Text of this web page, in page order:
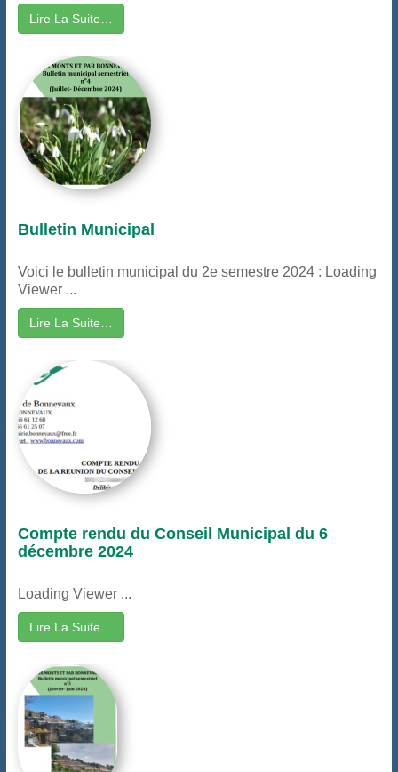
Lire La Suite…
Bulletin Municipal
Voici le bulletin municipal du 2e semestre 2024 : Loading
Viewer ...
Lire La Suite…
Compte rendu du Conseil Municipal du 6
décembre 2024
Loading Viewer ...
Lire La Suite…